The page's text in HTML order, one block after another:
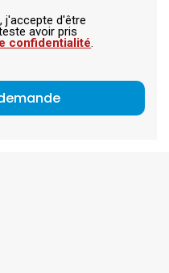
j'accepte d'être
avoir pris
confidentialité.